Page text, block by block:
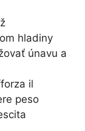
hladiny
únavu a
il
peso